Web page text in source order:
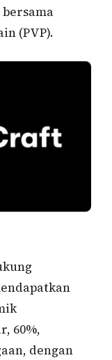
(PVP).
60%,
dengan